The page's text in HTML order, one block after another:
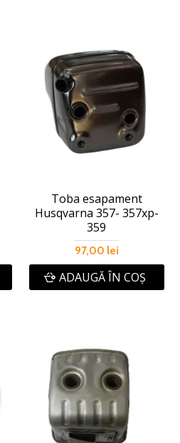
Toba esapament
Husqvarna 357- 357xp-
359
97,00 lei
ADAUGĂ ÎN COŞ